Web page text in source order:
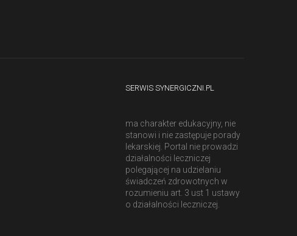
SERWIS SYNERGICZNI.PL
ma charakter edukacyjny, nie
stanowi i nie zastępuje porady
lekarskiej. Portal nie prowadzi
działalności leczniczej
polegającej na udzielaniu
świadczeń zdrowotnych w
rozumieniu art. 3 ust 1 ustawy
o działalności leczniczej.